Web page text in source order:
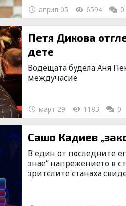
април 05 6594 0
Петя Дикова отглеждала майка си като
дете
Водещата будела Аня
междучасие
март 29 1183 0
Сашо Кадиев
В един от последните
знае“ напрежението в
зрителите станаха